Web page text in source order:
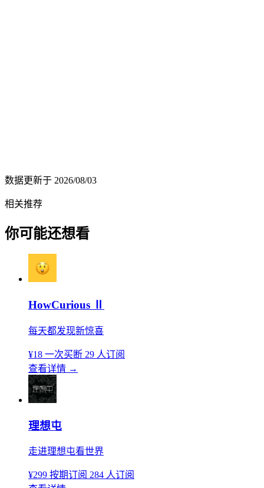
数据更新于 2026/08/03
相关推荐
你可能还想看
HowCurious Ⅱ
每天都发现新惊喜
¥18 一次买断 29 人订阅
查看详情 →
理想屯
走进理想屯看世界
¥299 按期订阅 284 人订阅